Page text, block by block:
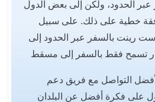
عبر الحدود، ولكن إلى بعض الدول
خطية على ذلك. على سبيل
رينت بالسفر عبر الحدود إلى
تسمح فقط بالسفر إلى مسقط
التواصل مع فريق دعم
على فكرة أفضل عن البلدان